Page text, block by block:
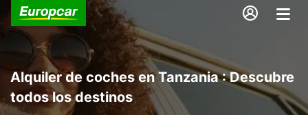
Alquiler de coches en Tanzania : Descubre
todos los destinos